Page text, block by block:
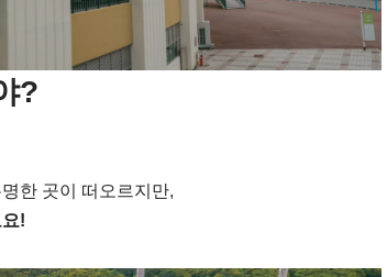
?
한 곳이 떠오르지만,
!